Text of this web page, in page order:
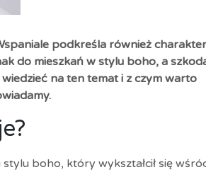
podkreśla również
do mieszkań w stylu boho, a
na ten temat i z czym warto
boho, który wykształcił się